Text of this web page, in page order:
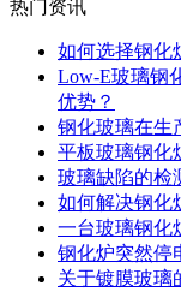
热门资讯
如何选择钢化
Low-E玻璃钢
优势？
钢化玻璃在生
平板玻璃钢化
玻璃缺陷的检
如何解决钢化
一台玻璃钢化
钢化炉突然停
关于镀膜玻璃